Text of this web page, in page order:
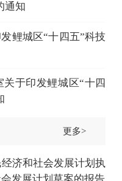
通知
鲤城区“十四五”科技
于印发鲤城区“十四
更多>
济和社会发展计划执